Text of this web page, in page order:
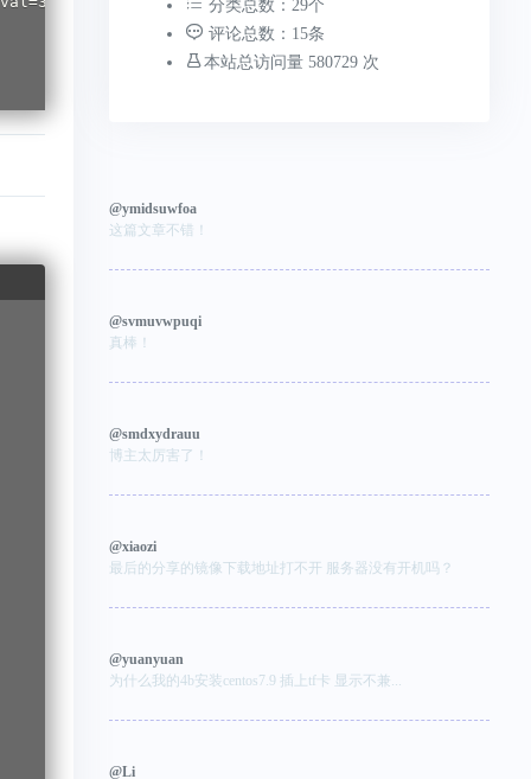
分类总数：29个
评论总数：15条
本站总访问量 580729 次
@ymidsuwfoa
这篇文章不错！
@svmuvwpuqi
真棒！
@smdxydrauu
博主太厉害了！
@xiaozi
最后的分享的镜像下载地址打不开 服务器没有开机吗？
@yuanyuan
为什么我的4b安装centos7.9 插上tf卡 显示不兼...
@Li